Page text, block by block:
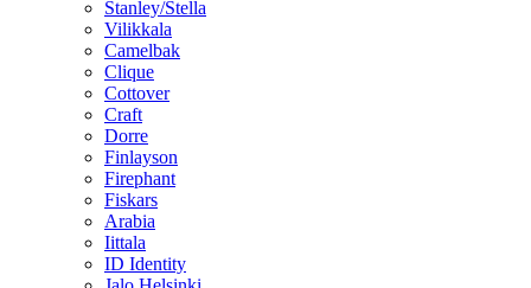
Stanley/Stella
Vilikkala
Camelbak
Clique
Cottover
Craft
Dorre
Finlayson
Firephant
Fiskars
Arabia
Iittala
ID Identity